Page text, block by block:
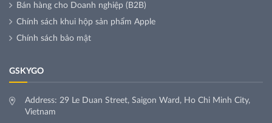
Bán hàng cho Doanh nghiệp (B2B)
Chính sách khui hộp sản phẩm Apple
Chính sách bảo mật
GSKYGO
Address: 29 Le Duan Street, Saigon Ward, Ho Chi Minh City,
Vietnam